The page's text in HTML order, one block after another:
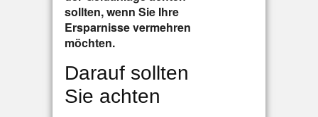
sollten, wenn Sie Ihre
Ersparnisse vermehren
möchten.
Darauf sollten
Sie achten